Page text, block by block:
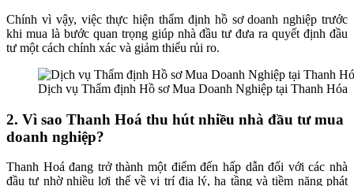
Chính vì vậy, việc thực hiện thẩm định hồ sơ doanh nghiệp trước
khi mua là bước quan trọng giúp nhà đầu tư đưa ra quyết định đầu
tư một cách chính xác và giảm thiểu rủi ro.
Dịch vụ Thẩm định Hồ sơ Mua Doanh Nghiệp tại Thanh Hóa
2. Vì sao Thanh Hoá thu hút nhiều nhà đầu tư mua
doanh nghiệp?
Thanh Hoá đang trở thành một điểm đến hấp dẫn đối với các nhà
đầu tư nhờ nhiều lợi thế về vị trí địa lý, hạ tầng và tiềm năng phát